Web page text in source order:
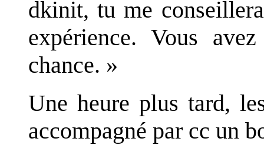
dkinit, tu me
expérience. Vous
chance. »
Une heure plus tard,
accompagné par cc un